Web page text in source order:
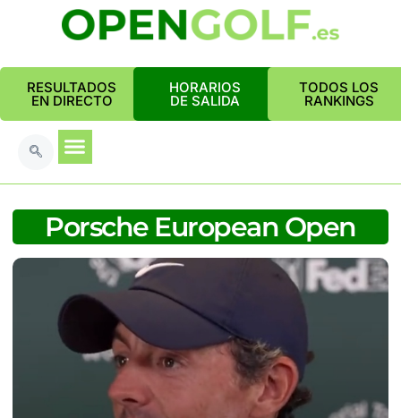
RESULTADOS
EN DIRECTO
HORARIOS
DE SALIDA
TODOS LOS
RANKINGS
Porsche European Open